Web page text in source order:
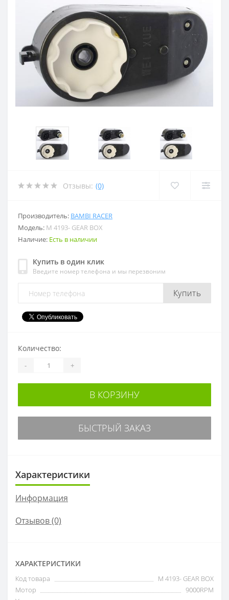
Отзывы: (0)
Производитель: BAMBI RACER
Модель: M 4193- GEAR BOX
Наличие: Есть в наличии
Купить в один клик
Введите номер телефона и мы перезвоним
Купить
Количество:
- +
В КОРЗИНУ
БЫСТРЫЙ ЗАКАЗ
Характеристики
Информация
Отзывов (0)
ХАРАКТЕРИСТИКИ
Код товара
M 4193- GEAR BOX
Мотор
9000RPM